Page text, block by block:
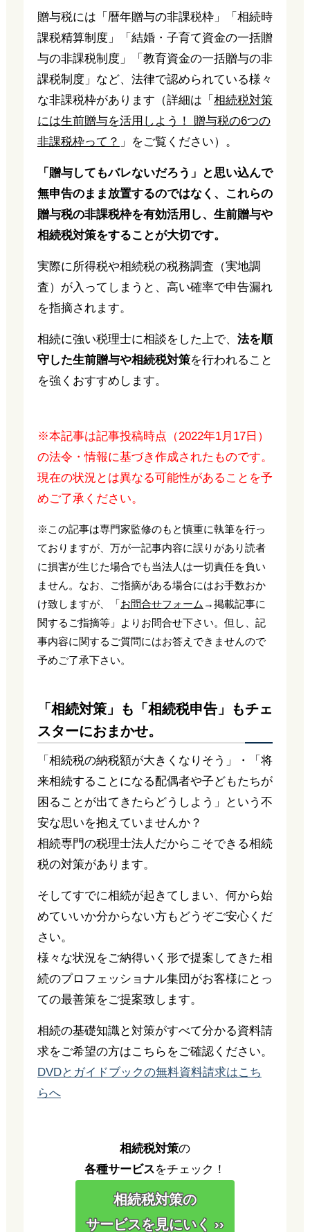
贈与税には「暦年贈与の非課税枠」「相続時
課税精算制度」「結婚・子育て資金の一括贈
与の非課税制度」「教育資金の一括贈与の非
課税制度」など、法律で認められている様々
な非課税枠があります（詳細は「 相続税対策
には生前贈与を活用しよう！ 贈与税の6つの
非課税枠って？ 」をご覧ください）。
「贈与してもバレないだろう」と思い込んで
無申告のまま放置するのではなく、これらの
贈与税の非課税枠を有効活用し、生前贈与や
相続税対策をすることが大切です。
実際に所得税や相続税の税務調査（実地調
査）が入ってしまうと、高い確率で申告漏れ
を指摘されます。
相続に強い税理士に相談をした上で、 法を順
守した生前贈与や相続税対策を行われること
を強くおすすめします。
※本記事は記事投稿時点（2022年1月17日）
の法令・情報に基づき作成されたものです。
現在の状況とは異なる可能性があることを予
めご了承ください。
※この記事は専門家監修のもと慎重に執筆を行っ
ておりますが、万が一記事内容に誤りがあり読者
に損害が生じた場合でも当法人は一切責任を負い
ません。なお、ご指摘がある場合にはお手数おか
け致しますが、「 お問合せフォーム →掲載記事に
関するご指摘等」よりお問合せ下さい。但し、記
事内容に関するご質問にはお答えできませんので
予めご了承下さい。
「相続対策」も「相続税申告」もチェ
スターにおまかせ。
「相続税の納税額が大きくなりそう」・「将
来相続することになる配偶者や子どもたちが
困ることが出てきたらどうしよう」という不
安な思いを抱えていませんか？
相続専門の税理士法人だからこそできる相続
税の対策があります。
そしてすでに相続が起きてしまい、何から始
めていいか分からない方もどうぞご安心くだ
さい。
様々な状況をご納得いく形で提案してきた相
続のプロフェッショナル集団がお客様にとっ
ての最善策をご提案致します。
相続の基礎知識と対策がすべて分かる資料請
求をご希望の方はこちらをご確認ください。
DVDとガイドブックの無料資料請求はこち
らへ
相続税対策の
各種サービスをチェック！
相続税対策の
サービスを見にいく ››